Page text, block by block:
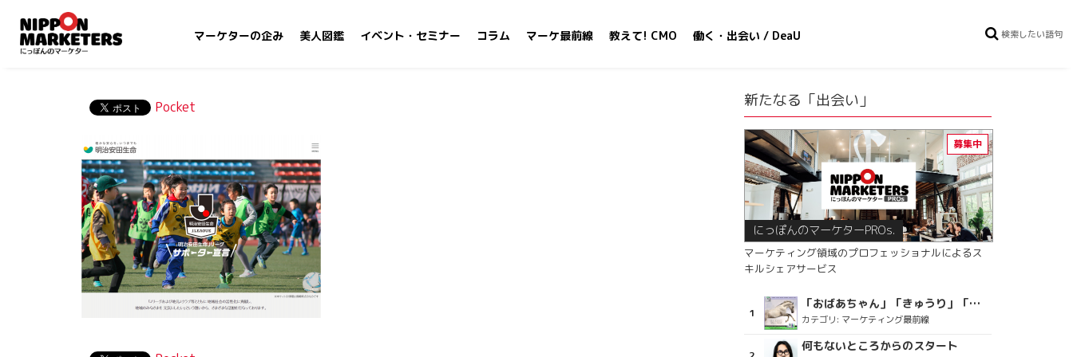
マーケターの企み 美人図鑑 イベント・セミナー コラム マーケ最前線 教えて! CMO 働く・出会い / DeaU
Pocket 新たなる「出会い」
にっぽんのマーケターPROs.
マーケティング領域のプロフェッショナルによるス
キルシェアサービス
「おばあちゃん」「きゅうり」「ディスコで踊るおじさん」をCM素材に使った、「気持ちよさ」が売りの意外な商品とは？
カテゴリ: マーケティング最前線
何もないところからのスタート